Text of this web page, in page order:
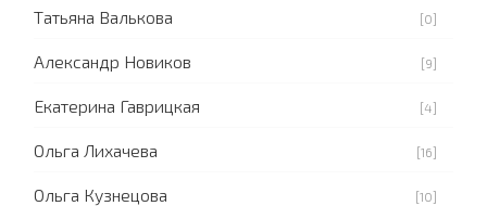
Татьяна Валькова [0]
Александр Новиков [9]
Екатерина Гаврицкая [4]
Ольга Лихачева [16]
Ольга Кузнецова [10]